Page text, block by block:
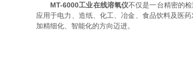
MT-6000工业在线溶氧仪不仅是一台精密的
应用于电力、造纸、化工、冶金、食品饮料及医
加精细化、智能化的方向迈进。